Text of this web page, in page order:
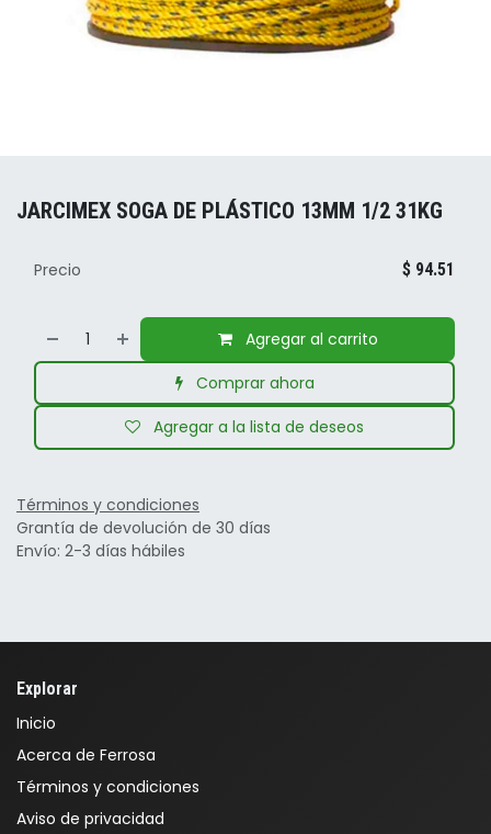
JARCIMEX SOGA DE PLÁSTICO 13MM 1/2 31KG
Agregar al carrito
Comprar ahora
Agregar a la lista de deseos
Precio $ 94.51
Términos y condiciones
Grantía de devolución de 30 días
Envío: 2-3 días hábiles
Explorar
Inicio
Acerca de Ferrosa
Términos y condiciones
Aviso de privacidad